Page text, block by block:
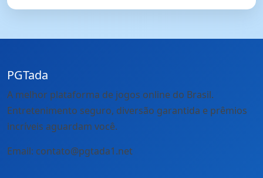
PGTada
A melhor plataforma de jogos online do Brasil.
Entretenimento seguro, diversão garantida e prêmios
incríveis aguardam você.
Email: contato@pgtada1.net